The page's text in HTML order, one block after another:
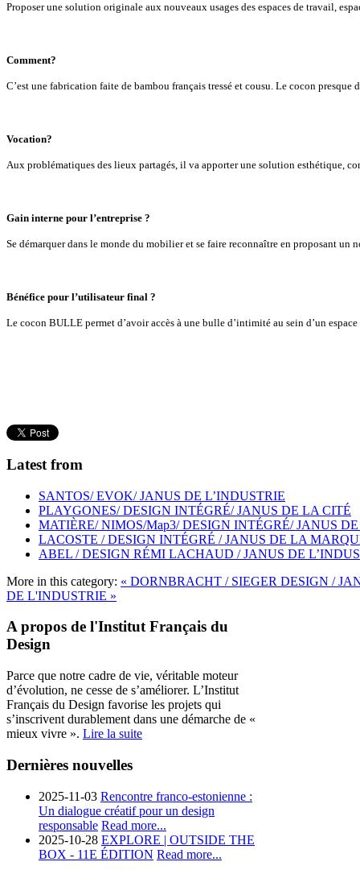
Proposer une solution originale aux nouveaux usages des espaces de travail,
Comment?
C’est une fabrication faite de bambou français tressé et cousu. Le cocon
Vocation?
Aux problématiques des lieux partagés, il va apporter une solution esthétique,
Gain interne pour l’entreprise ?
Se démarquer dans le monde du mobilier et se faire reconnaître en proposant
Bénéfice pour l’utilisateur final ?
Le cocon BULLE permet d’avoir accès à une bulle d’intimité au sein d’un
Latest from
SANTOS/ EVOK/ JANUS DE L’INDUSTRIE
PLAYGONES/ DESIGN INTÉGRÉ/ JANUS DE LA CITÉ
MATIÈRE/ NIMOS/Map3/ DESIGN INTÉGRÉ/ JANUS
LACOSTE / DESIGN INTÉGRÉ / JANUS DE LA
ABEL / DESIGN RÉMI LACHAUD / JANUS DE
More in this category: « DORNBRACHT / SIEGER DESIGN /
DE L'INDUSTRIE »
A propos de l'Institut Français du
Design
Parce que notre cadre de vie, véritable moteur
d’évolution, ne cesse de s’améliorer. L’Institut
Français du Design favorise les projets qui
s’inscrivent durablement dans une démarche de «
mieux vivre ». Lire la suite
Dernières nouvelles
2025-11-03 Rencontre franco-estonienne :
Un dialogue créatif pour un design
responsable Read more...
2025-10-28 EXPLORE | OUTSIDE THE
BOX - 11E ÉDITION Read more...